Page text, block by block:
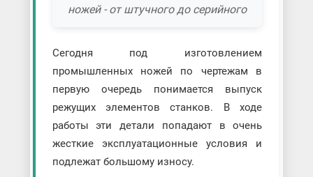
ножей - от штучного до серийного
Сегодня под изготовлением
промышленных ножей по чертежам в
первую очередь понимается выпуск
режущих элементов станков. В ходе
работы эти детали попадают в очень
жесткие эксплуатационные условия и
подлежат большому износу.